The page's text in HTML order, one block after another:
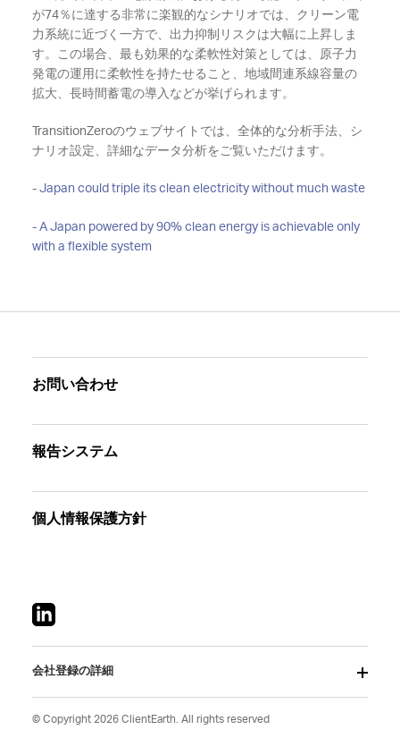
が74％に達する非常に楽観的なシナリオでは、クリーン電
力系統に近づく一方で、出力抑制リスクは大幅に上昇しま
す。この場合、最も効果的な柔軟性対策としては、原子力
発電の運用に柔軟性を持たせること、地域間連系線容量の
拡大、長時間蓄電の導入などが挙げられます。
TransitionZeroのウェブサイトでは、全体的な分析手法、シ
ナリオ設定、詳細なデータ分析をご覧いただけます。
- Japan could triple its clean electricity without much waste
- A Japan powered by 90% clean energy is achievable only
with a flexible system
お問い合わせ
報告システム
個人情報保護方針
会社登録の詳細
© Copyright 2026 ClientEarth. All rights reserved